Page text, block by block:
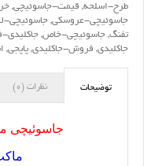
طرح-اسلحه, قیمت-جاسوئیچی,
جاسوئیچی-عروسکی, جاسوئیچی-
تفنگ, جاسوئیچی-خاص, جاکلیدی-
جاکلیدی, فروش-جاکلیدی, پاپجی,
توضیحات نظرات (0)
جاسوئیچی